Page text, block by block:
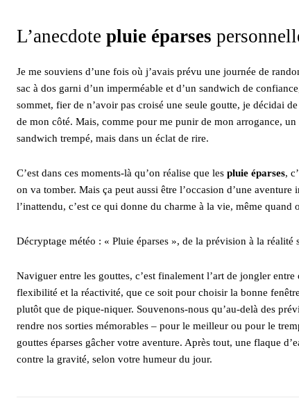
L’anecdote pluie éparses
Je me souviens d’une fois où j’avais prévu une journée de
sac à dos garni d’un imperméable et d’un sandwich de
sommet, fier de n’avoir pas croisé une seule goutte, je décidai
de mon côté. Mais, comme pour me punir de mon arrogance,
sandwich trempé, mais dans un éclat de rire.
C’est dans ces moments-là qu’on réalise que les pluie éparses,
on va tomber. Mais ça peut aussi être l’occasion d’une
l’inattendu, c’est ce qui donne du charme à la vie, même
Décryptage météo : « Pluie éparses », de la prévision à la réalité
Naviguer entre les gouttes, c’est finalement l’art de jongler
flexibilité et la réactivité, que ce soit pour choisir la bonne
plutôt que de pique-niquer. Souvenons-nous qu’au-delà des
rendre nos sorties mémorables – pour le meilleur ou pour le
gouttes éparses gâcher votre aventure. Après tout, une flaque
contre la gravité, selon votre humeur du jour.